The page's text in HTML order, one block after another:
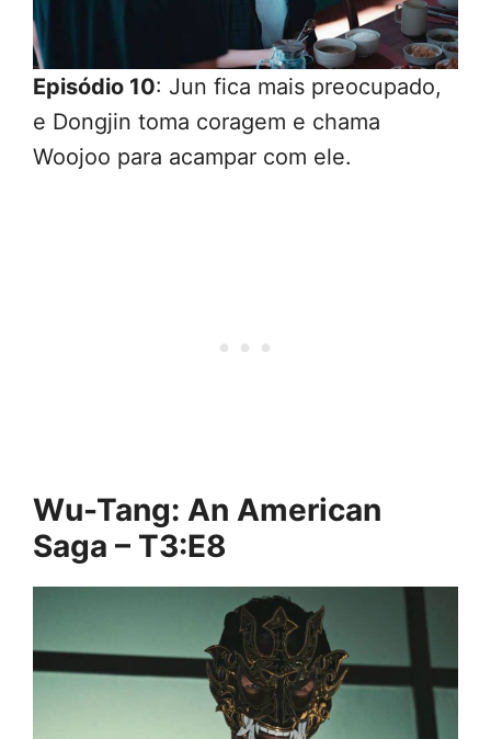
Episódio 10: Jun fica mais preocupado,
e Dongjin toma coragem e chama
Woojoo para acampar com ele.
Wu-Tang: An American
Saga – T3:E8